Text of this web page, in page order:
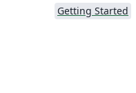
Getting Started